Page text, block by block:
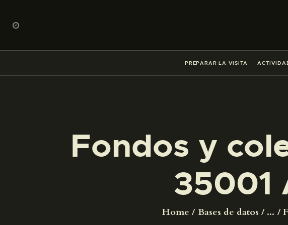
PREPARAR LA VISITA
Fondos y
35001
Home Bases de datos ...
█
DIDÁCTICA
ESPAÑOL